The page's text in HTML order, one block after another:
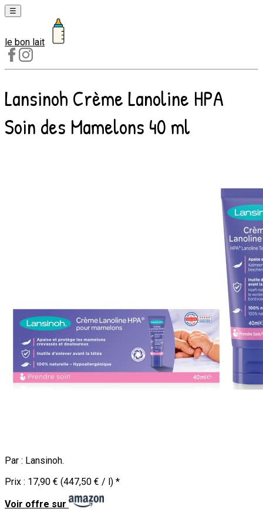
☰
Laits
1er
âge
Laits
2e
âge
le bon lait
Lansinoh Crème Lanoline HPA
Soin des Mamelons 40 ml
Par : Lansinoh.
Prix : 17,90 € (447,50 € / l) *
Voir offre sur